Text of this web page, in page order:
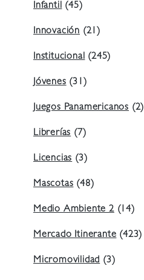
Infantil (45)
Innovación (21)
Institucional (245)
Jóvenes (31)
Juegos Panamericanos (2)
Librerías (7)
Licencias (3)
Mascotas (48)
Medio Ambiente 2(14)
Mercado Itinerante (423)
Micromovilidad (3)